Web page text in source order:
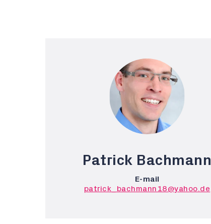
Patrick Bachmann
E-mail
patrick_bachmann18@yahoo.de